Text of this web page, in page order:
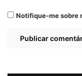
Notifique-me sobre